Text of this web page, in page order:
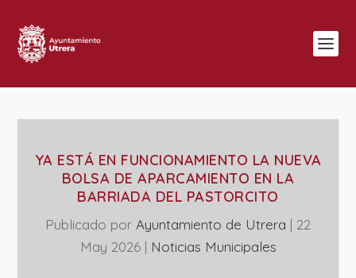
YA ESTÁ EN FUNCIONAMIENTO LA NUEVA
BOLSA DE APARCAMIENTO EN LA
BARRIADA DEL PASTORCITO
Publicado por Ayuntamiento de Utrera | 22
May 2026| ‎Noticias Municipales